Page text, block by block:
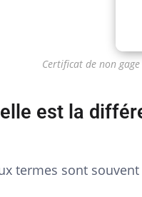
Certificat de non
est la
termes sont